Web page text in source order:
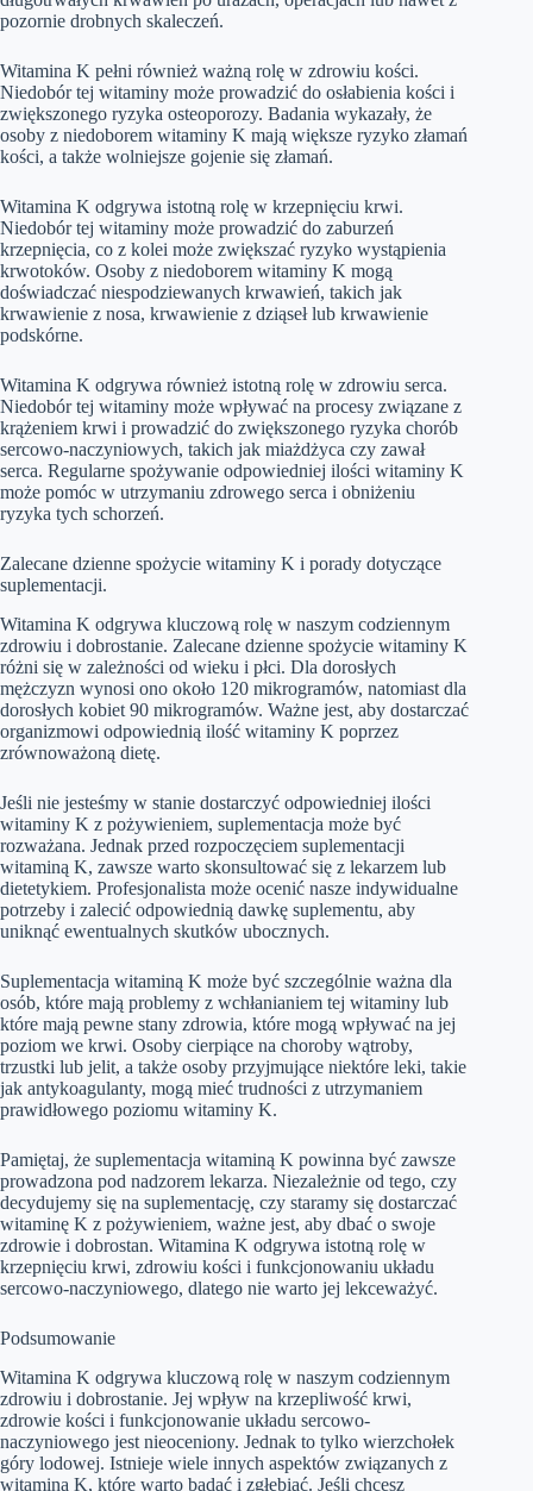
pozornie drobnych skaleczeń.
Witamina K pełni również ważną rolę w zdrowiu kości.
Niedobór tej witaminy może prowadzić do osłabienia kości i
zwiększonego ryzyka osteoporozy. Badania wykazały, że
osoby z niedoborem witaminy K mają większe ryzyko złamań
kości, a także wolniejsze gojenie się złamań.
Witamina K odgrywa istotną rolę w krzepnięciu krwi.
Niedobór tej witaminy może prowadzić do zaburzeń
krzepnięcia, co z kolei może zwiększać ryzyko wystąpienia
krwotoków. Osoby z niedoborem witaminy K mogą
doświadczać niespodziewanych krwawień, takich jak
krwawienie z nosa, krwawienie z dziąseł lub krwawienie
podskórne.
Witamina K odgrywa również istotną rolę w zdrowiu serca.
Niedobór tej witaminy może wpływać na procesy związane z
krążeniem krwi i prowadzić do zwiększonego ryzyka chorób
sercowo-naczyniowych, takich jak miażdżyca czy zawał
serca. Regularne spożywanie odpowiedniej ilości witaminy K
może pomóc w utrzymaniu zdrowego serca i obniżeniu
ryzyka tych schorzeń.
Zalecane dzienne spożycie witaminy K i porady dotyczące
suplementacji.
Witamina K odgrywa kluczową rolę w naszym codziennym
zdrowiu i dobrostanie. Zalecane dzienne spożycie witaminy K
różni się w zależności od wieku i płci. Dla dorosłych
mężczyzn wynosi ono około 120 mikrogramów, natomiast dla
dorosłych kobiet 90 mikrogramów. Ważne jest, aby dostarczać
organizmowi odpowiednią ilość witaminy K poprzez
zrównoważoną dietę.
Jeśli nie jesteśmy w stanie dostarczyć odpowiedniej ilości
witaminy K z pożywieniem, suplementacja może być
rozważana. Jednak przed rozpoczęciem suplementacji
witaminą K, zawsze warto skonsultować się z lekarzem lub
dietetykiem. Profesjonalista może ocenić nasze indywidualne
potrzeby i zalecić odpowiednią dawkę suplementu, aby
uniknąć ewentualnych skutków ubocznych.
Suplementacja witaminą K może być szczególnie ważna dla
osób, które mają problemy z wchłanianiem tej witaminy lub
które mają pewne stany zdrowia, które mogą wpływać na jej
poziom we krwi. Osoby cierpiące na choroby wątroby,
trzustki lub jelit, a także osoby przyjmujące niektóre leki, takie
jak antykoagulanty, mogą mieć trudności z utrzymaniem
prawidłowego poziomu witaminy K.
Pamiętaj, że suplementacja witaminą K powinna być zawsze
prowadzona pod nadzorem lekarza. Niezależnie od tego, czy
decydujemy się na suplementację, czy staramy się dostarczać
witaminę K z pożywieniem, ważne jest, aby dbać o swoje
zdrowie i dobrostan. Witamina K odgrywa istotną rolę w
krzepnięciu krwi, zdrowiu kości i funkcjonowaniu układu
sercowo-naczyniowego, dlatego nie warto jej lekceważyć.
Podsumowanie
Witamina K odgrywa kluczową rolę w naszym codziennym
zdrowiu i dobrostanie. Jej wpływ na krzepliwość krwi,
zdrowie kości i funkcjonowanie układu sercowo-
naczyniowego jest nieoceniony. Jednak to tylko wierzchołek
góry lodowej. Istnieje wiele innych aspektów związanych z
witaminą K, które warto badać i zgłębiać. Jeśli chcesz